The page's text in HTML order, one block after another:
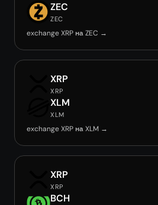
ZEC
ZEC
exchange XRP на ZEC →
XRP
XRP
XLM
XLM
exchange XRP на XLM →
XRP
XRP
BCH